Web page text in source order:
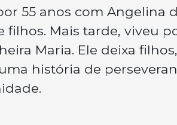
55 anos com Angelina
filhos. Mais tarde, viveu
Maria. Ele deixa
história de